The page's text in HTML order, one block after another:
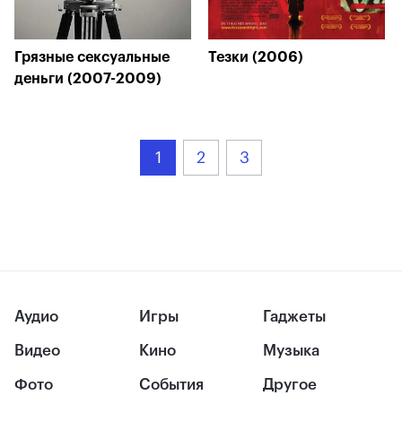
Грязные сексуальные
деньги (2007-2009)
Тезки (2006)
1 2 3
Аудио
Видео
Фото
Игры
Кино
События
Гаджеты
Музыка
Другое